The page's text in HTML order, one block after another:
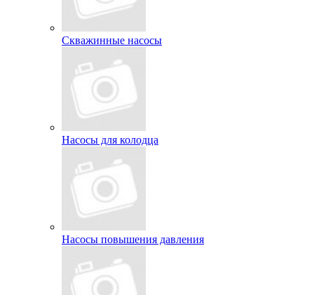
Скважинные насосы
Насосы для колодца
Насосы повышения давления